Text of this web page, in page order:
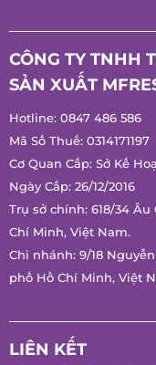
CÔNG TY TNHH
SẢN XUẤT
Hotline: 0847 486 586
Mã Số Thuế: 0314171197
Cơ Quan Cấp: Sở Kế
Ngày Cấp: 26/12/2016
Trụ sở chính: 618/34
Chí Minh, Việt Nam.
Chi nhánh: 9/18
phố Hồ Chí Minh, Việt
LIÊN KẾT